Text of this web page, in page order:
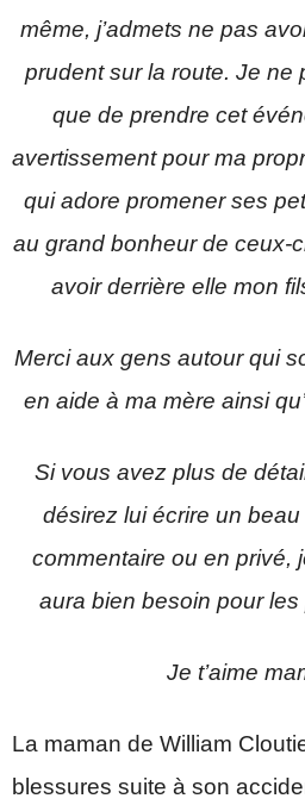
même, j’admets ne pas
prudent sur la route. Je ne
que de prendre cet
avertissement pour ma
qui adore promener ses
au grand bonheur de ceux-
avoir derrière elle mon
Merci aux gens autour qui
en aide à ma mère ainsi
Si vous avez plus de
désirez lui écrire un
commentaire ou en privé,
aura bien besoin pour
Je t’aime
La maman de William
blessures suite à son